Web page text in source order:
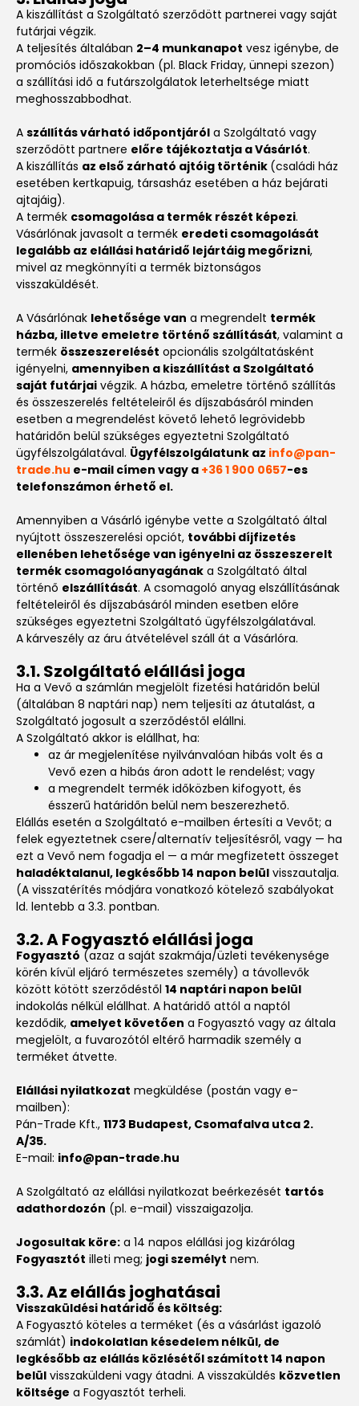
A kiszállítást a Szolgáltató szerződött partnerei vagy saját
futárjai végzik.
A teljesítés általában 2–4 munkanapot vesz igénybe, de
promóciós időszakokban (pl. Black Friday, ünnepi szezon)
a szállítási idő a futárszolgálatok leterheltsége miatt
meghosszabbodhat.
A szállítás várható időpontjáról a Szolgáltató vagy
szerződött partnere előre tájékoztatja a Vásárlót.
A kiszállítás az első zárható ajtóig történik (családi ház
esetében kertkapuig, társasház esetében a ház bejárati
ajtajáig).
A termék csomagolása a termék részét képezi.
Vásárlónak javasolt a termék eredeti csomagolását
legalább az elállási határidő lejártáig megőrizni,
mivel az megkönnyíti a termék biztonságos
visszaküldését.
A Vásárlónak lehetősége van a megrendelt termék
házba, illetve emeletre történő szállítását, valamint a
termék összeszerelését opcionális szolgáltatásként
igényelni, amennyiben a kiszállítást a Szolgáltató
saját futárjai végzik. A házba, emeletre történő szállítás
és összeszerelés feltételeiről és díjszabásáról minden
esetben a megrendelést követő lehető legrövidebb
határidőn belül szükséges egyeztetni Szolgáltató
ügyfélszolgálatával. Ügyfélszolgálatunk az info@pan-
trade.hu e-mail címen vagy a +36 1 900 0657-es
telefonszámon érhető el.
Amennyiben a Vásárló igénybe vette a Szolgáltató által
nyújtott összeszerelési opciót, további díjfizetés
ellenében lehetősége van igényelni az összeszerelt
termék csomagolóanyagának a Szolgáltató által
történő elszállítását. A csomagoló anyag elszállításának
feltételeiről és díjszabásáról minden esetben előre
szükséges egyeztetni Szolgáltató ügyfélszolgálatával.
A kárveszély az áru átvételével száll át a Vásárlóra.
3.1. Szolgáltató elállási joga
Ha a Vevő a számlán megjelölt fizetési határidőn belül
(általában 8 naptári nap) nem teljesíti az átutalást, a
Szolgáltató jogosult a szerződéstől elállni.
A Szolgáltató akkor is elállhat, ha:
az ár megjelenítése nyilvánvalóan hibás volt és a
Vevő ezen a hibás áron adott le rendelést; vagy
a megrendelt termék időközben kifogyott, és
ésszerű határidőn belül nem beszerezhető.
Elállás esetén a Szolgáltató e-mailben értesíti a Vevőt; a
felek egyeztetnek csere/alternatív teljesítésről, vagy — ha
ezt a Vevő nem fogadja el — a már megfizetett összeget
haladéktalanul, legkésőbb 14 napon belül visszautalja.
(A visszatérítés módjára vonatkozó kötelező szabályokat
ld. lentebb a 3.3. pontban.
3.2. A Fogyasztó elállási joga
Fogyasztó (azaz a saját szakmája/üzleti tevékenysége
körén kívül eljáró természetes személy) a távollevők
között kötött szerződéstől 14 naptári napon belül
indokolás nélkül elállhat. A határidő attól a naptól
kezdődik, amelyet követően a Fogyasztó vagy az általa
megjelölt, a fuvarozótól eltérő harmadik személy a
terméket átvette.
Elállási nyilatkozat megküldése (postán vagy e-
mailben):
Pán-Trade Kft., 1173 Budapest, Csomafalva utca 2.
A/35.
E-mail: info@pan-trade.hu
A Szolgáltató az elállási nyilatkozat beérkezését tartós
adathordozón (pl. e-mail) visszaigazolja.
Jogosultak köre: a 14 napos elállási jog kizárólag
Fogyasztót illeti meg; jogi személyt nem.
3.3. Az elállás joghatásai
Visszaküldési határidő és költség:
A Fogyasztó köteles a terméket (és a vásárlást igazoló
számlát) indokolatlan késedelem nélkül, de
legkésőbb az elállás közlésétől számított 14 napon
belül visszaküldeni vagy átadni. A visszaküldés közvetlen
költsége a Fogyasztót terheli.